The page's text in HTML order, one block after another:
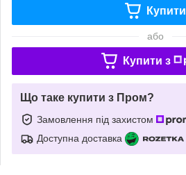
Купити
або
Купити з
Що таке купити з Пром?
Замовлення під захистом
Доступна доставка